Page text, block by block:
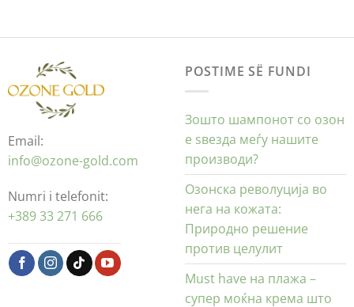
Email:
info@ozone-gold.com
Numri i telefonit:
+389 33 271 666
POSTIME SË FUNDI
Зошто шампонот со озон
е ѕвезда меѓу нашите
производи?
Озонска револуција во
нега на кожата:
Природно решение
против целулит
Must have на плажа –
супер моќна крема што